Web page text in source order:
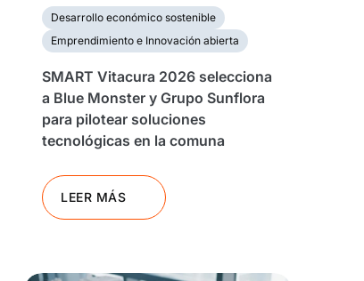
Desarrollo económico sostenible
Emprendimiento e Innovación abierta
SMART Vitacura 2026 selecciona
a Blue Monster y Grupo Sunflora
para pilotear soluciones
tecnológicas en la comuna
LEER MÁS